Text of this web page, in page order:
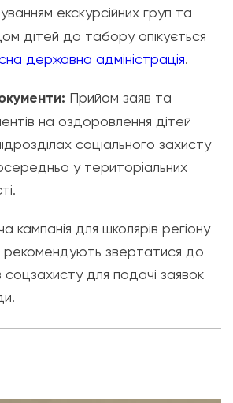
екскурсійних груп та
дітей до табору опікується
державна адміністрація.
Прийом заяв та
на оздоровлення дітей
соціального захисту
у територіальних
кампанія для школярів регіону
рекомендують звертатися до
соцзахисту для подачі заявок